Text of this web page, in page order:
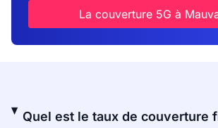
La couverture 5G à
Quel est le taux de couverture